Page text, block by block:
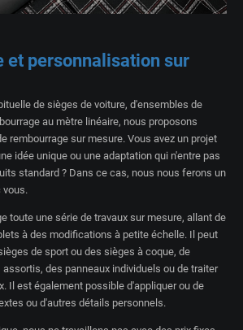
et personnalisation sur
de sièges de voiture, d'ensembles de
au mètre linéaire, nous proposons
rembourrage sur mesure. Vous avez un projet
idée unique ou une adaptation qui n'entre pas
standard ? Dans ce cas, nous nous ferons un
vous.
toute une série de travaux sur mesure, allant de
à des modifications à petite échelle. Il peut
de sport ou des sièges à coque, de
des panneaux individuels ou de traiter
Il est également possible d'appliquer ou de
ou d'autres détails personnels.